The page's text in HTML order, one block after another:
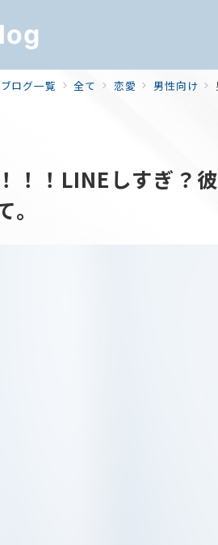
ブログ一覧 全て 恋愛 男性向け
！！LINEしすぎ？